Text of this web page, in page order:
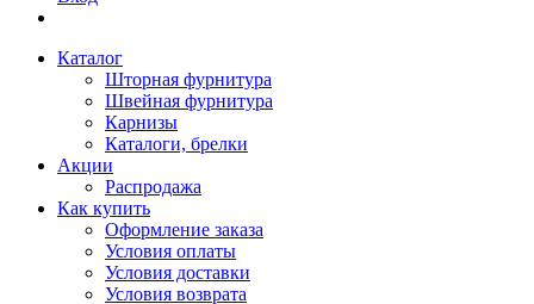
Каталог
Шторная фурнитура
Швейная фурнитура
Карнизы
Каталоги, брелки
Акции
Распродажа
Как купить
Оформление заказа
Условия оплаты
Условия доставки
Условия возврата